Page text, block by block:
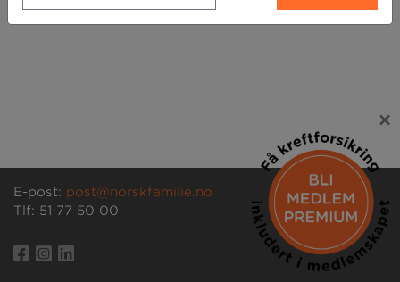
E-post: post@norskfamilie.no
Tlf: 51 77 50 00
×